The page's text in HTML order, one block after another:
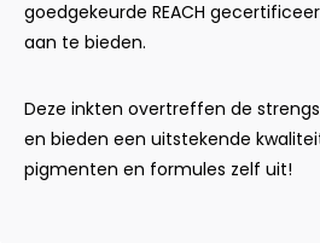
goedgekeurde REACH
aan te bieden.
Deze inkten overtreffen de
en bieden een uitstekende
pigmenten en formules zelf uit!